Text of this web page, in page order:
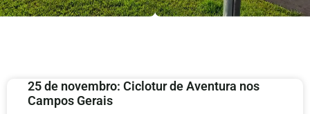
25 de novembro: Ciclotur de Aventura nos
Campos Gerais